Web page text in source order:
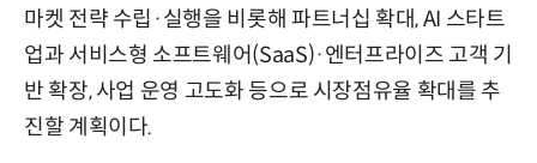
마켓 전략 수립·실행을 비롯해 파트너십 확대, AI 스타트
업과 서비스형 소프트웨어(SaaS)·엔터프라이즈 고객 기
반 확장, 사업 운영 고도화 등으로 시장점유율 확대를 추
진할 계획이다.